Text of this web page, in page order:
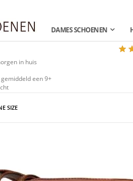
DAMES SCHOENEN
in huis
een 9+
SIZE